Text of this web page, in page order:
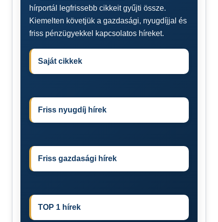
hírportál legfrissebb cikkeit gyűjti össze.
Kiemelten követjük a gazdasági, nyugdíjjal és
friss pénzügyekkel kapcsolatos híreket.
Saját cikkek
Friss nyugdíj hírek
Friss gazdasági hírek
TOP 1 hírek